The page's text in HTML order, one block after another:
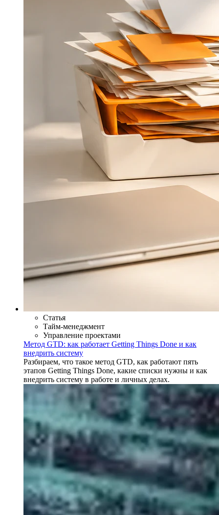
Статья
Тайм-менеджмент
Управление проектами
Метод GTD: как работает Getting Things Done и как
внедрить систему
Разбираем, что такое метод GTD, как работают пять
этапов Getting Things Done, какие списки нужны и как
внедрить систему в работе и личных делах.